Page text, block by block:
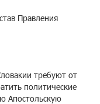
Правления
требуют от
политические
Апостольскую